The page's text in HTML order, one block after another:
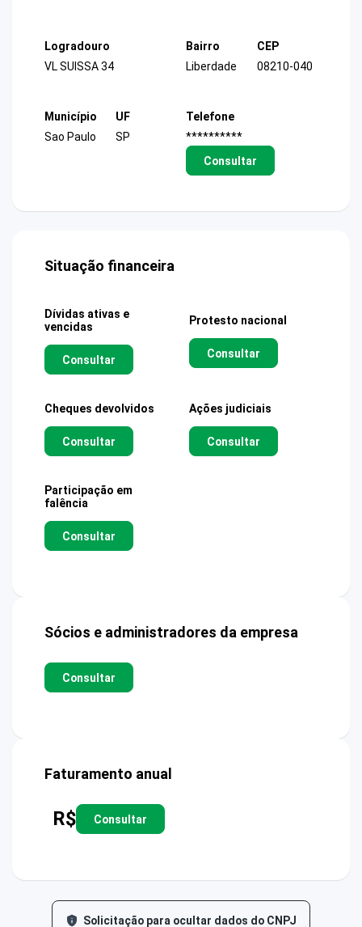
Logradouro
VL SUISSA 34
Bairro
Liberdade
CEP
08210-040
Município
Sao Paulo
UF
SP
Telefone
**********
Consultar
Situação financeira
Dívidas ativas e
vencidas
Consultar
Protesto nacional
Consultar
Cheques devolvidos
Consultar
Ações judiciais
Consultar
Participação em
falência
Consultar
Sócios e administradores da empresa
Consultar
Faturamento anual
R$ Consultar
Solicitação para ocultar dados do CNPJ